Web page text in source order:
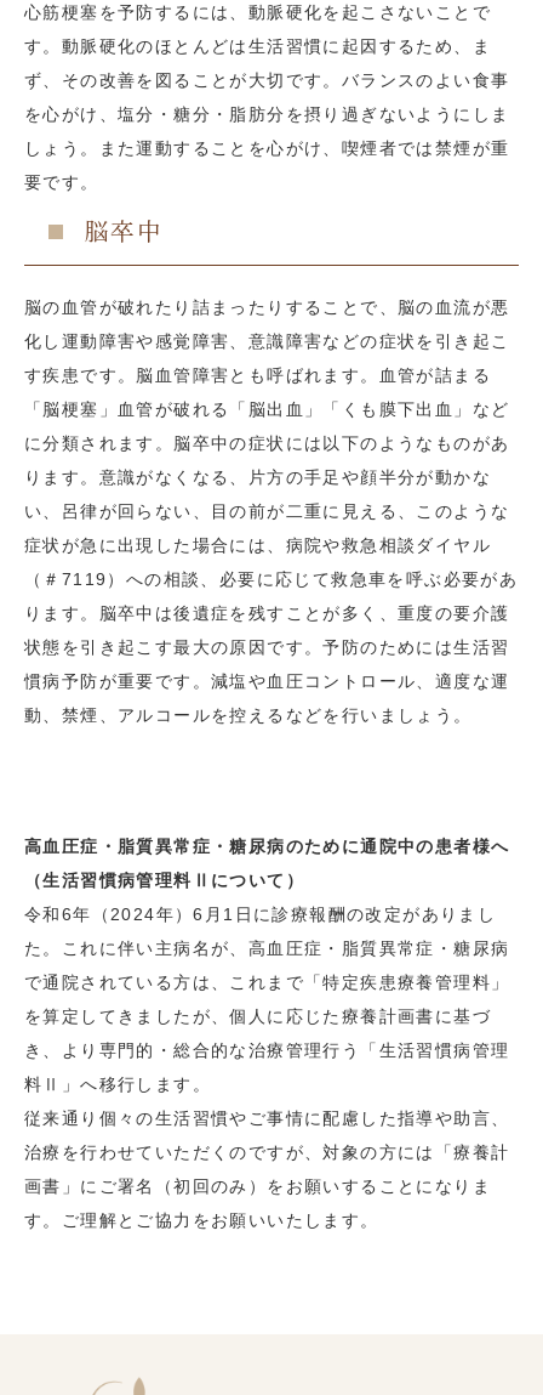
心筋梗塞を予防するには、動脈硬化を起こさないことで
す。動脈硬化のほとんどは生活習慣に起因するため、ま
ず、その改善を図ることが大切です。バランスのよい食事
を心がけ、塩分・糖分・脂肪分を摂り過ぎないようにしま
しょう。また運動することを心がけ、喫煙者では禁煙が重
要です。
脳卒中
脳の血管が破れたり詰まったりすることで、脳の血流が悪
化し運動障害や感覚障害、意識障害などの症状を引き起こ
す疾患です。脳血管障害とも呼ばれます。血管が詰まる
「脳梗塞」血管が破れる「脳出血」「くも膜下出血」など
に分類されます。脳卒中の症状には以下のようなものがあ
ります。意識がなくなる、片方の手足や顔半分が動かな
い、呂律が回らない、目の前が二重に見える、このような
症状が急に出現した場合には、病院や救急相談ダイヤル
（＃7119）への相談、必要に応じて救急車を呼ぶ必要があ
ります。脳卒中は後遺症を残すことが多く、重度の要介護
状態を引き起こす最大の原因です。予防のためには生活習
慣病予防が重要です。減塩や血圧コントロール、適度な運
動、禁煙、アルコールを控えるなどを行いましょう。
高血圧症・脂質異常症・糖尿病のために通院中の患者様へ
（生活習慣病管理料Ⅱについて）
令和6年（2024年）6月1日に診療報酬の改定がありまし
た。これに伴い主病名が、高血圧症・脂質異常症・糖尿病
で通院されている方は、これまで「特定疾患療養管理料」
を算定してきましたが、個人に応じた療養計画書に基づ
き、より専門的・総合的な治療管理行う「生活習慣病管理
料Ⅱ」へ移行します。
従来通り個々の生活習慣やご事情に配慮した指導や助言、
治療を行わせていただくのですが、対象の方には「療養計
画書」にご署名（初回のみ）をお願いすることになりま
す。ご理解とご協力をお願いいたします。